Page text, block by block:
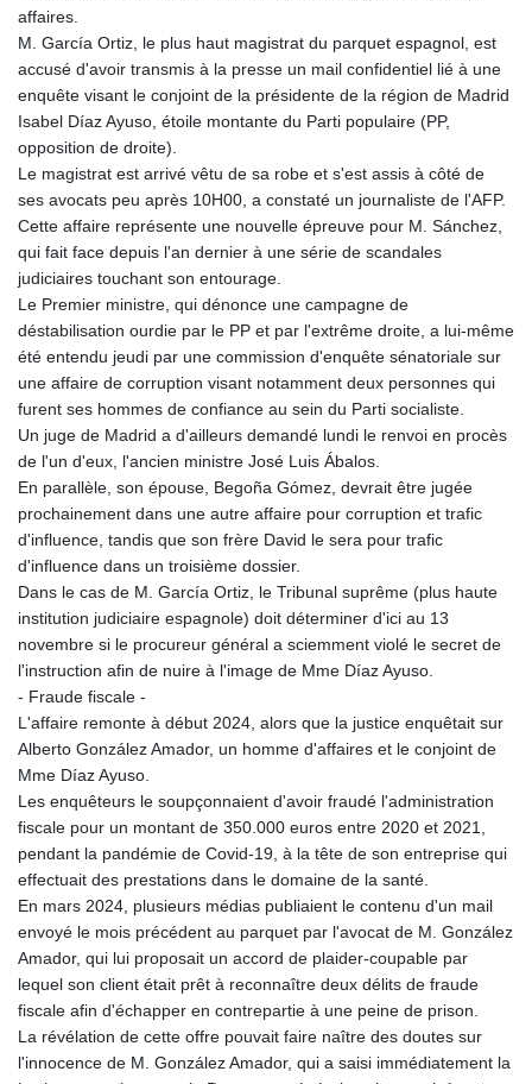
affaires.
M. García Ortiz, le plus haut magistrat du parquet espagnol, est
accusé d'avoir transmis à la presse un mail confidentiel lié à une
enquête visant le conjoint de la présidente de la région de Madrid
Isabel Díaz Ayuso, étoile montante du Parti populaire (PP,
opposition de droite).
Le magistrat est arrivé vêtu de sa robe et s'est assis à côté de
ses avocats peu après 10H00, a constaté un journaliste de l'AFP.
Cette affaire représente une nouvelle épreuve pour M. Sánchez,
qui fait face depuis l'an dernier à une série de scandales
judiciaires touchant son entourage.
Le Premier ministre, qui dénonce une campagne de
déstabilisation ourdie par le PP et par l'extrême droite, a lui-même
été entendu jeudi par une commission d'enquête sénatoriale sur
une affaire de corruption visant notamment deux personnes qui
furent ses hommes de confiance au sein du Parti socialiste.
Un juge de Madrid a d'ailleurs demandé lundi le renvoi en procès
de l'un d'eux, l'ancien ministre José Luis Ábalos.
En parallèle, son épouse, Begoña Gómez, devrait être jugée
prochainement dans une autre affaire pour corruption et trafic
d'influence, tandis que son frère David le sera pour trafic
d'influence dans un troisième dossier.
Dans le cas de M. García Ortiz, le Tribunal suprême (plus haute
institution judiciaire espagnole) doit déterminer d'ici au 13
novembre si le procureur général a sciemment violé le secret de
l'instruction afin de nuire à l'image de Mme Díaz Ayuso.
- Fraude fiscale -
L'affaire remonte à début 2024, alors que la justice enquêtait sur
Alberto González Amador, un homme d'affaires et le conjoint de
Mme Díaz Ayuso.
Les enquêteurs le soupçonnaient d'avoir fraudé l'administration
fiscale pour un montant de 350.000 euros entre 2020 et 2021,
pendant la pandémie de Covid-19, à la tête de son entreprise qui
effectuait des prestations dans le domaine de la santé.
En mars 2024, plusieurs médias publiaient le contenu d'un mail
envoyé le mois précédent au parquet par l'avocat de M. González
Amador, qui lui proposait un accord de plaider-coupable par
lequel son client était prêt à reconnaître deux délits de fraude
fiscale afin d'échapper en contrepartie à une peine de prison.
La révélation de cette offre pouvait faire naître des doutes sur
l'innocence de M. González Amador, qui a saisi immédiatement la